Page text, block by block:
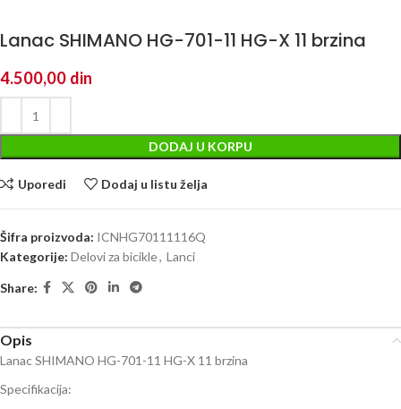
Lanac SHIMANO HG-701-11 HG-X 11 brzina
4.500,00 din
DODAJ U KORPU
Uporedi Dodaj u listu želja
Šifra proizvoda: ICNHG70111116Q
Kategorije: Delovi za bicikle, Lanci
Share:
Opis
Lanac SHIMANO HG-701-11 HG-X 11 brzina
Specifikacija: